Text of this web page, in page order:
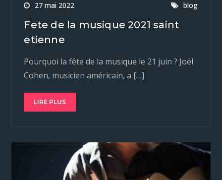
27 mai 2022 blog
Fete de la musique 2021 saint
etienne
Pourquoi la fête de la musique le 21 juin ? Joël
Cohen, musicien américain, a […]
LIRE PLUS